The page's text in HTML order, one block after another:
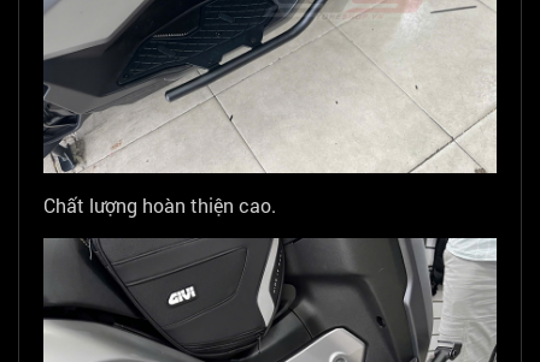
Chất lượng hoàn thiện cao.